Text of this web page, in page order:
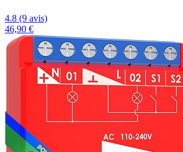
4.8 (9 avis)
46,90 €